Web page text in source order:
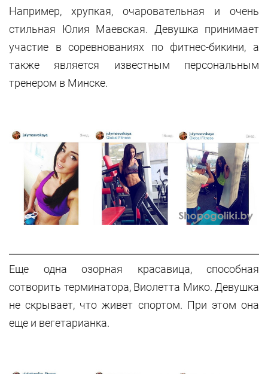
Например, хрупкая, очаровательная и очень
стильная Юлия Маевская. Девушка принимает
участие в соревнованиях по фитнес-бикини, а
также является известным персональным
тренером в Минске.
Еще одна озорная красавица, способная
сотворить терминатора, Виолетта Мико. Девушка
не скрывает, что живет спортом. При этом она
еще и вегетарианка.